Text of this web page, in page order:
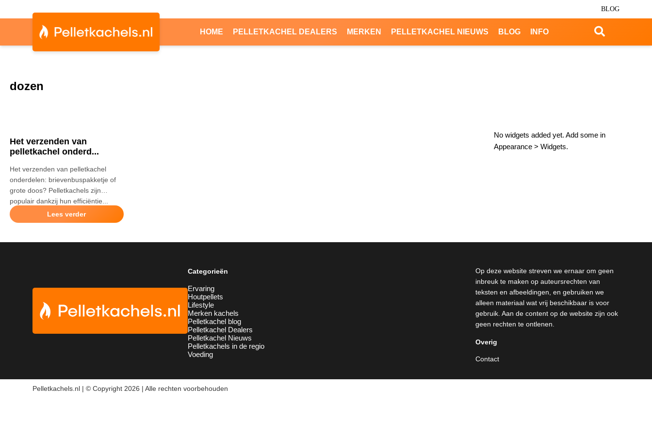
BLOG
HOME PELLETKACHEL DEALERS MERKEN PELLETKACHEL NIEUWS BLOG INFO
dozen
Het verzenden van
pelletkachel onderd...
Het verzenden van pelletkachel
onderdelen: brievenbuspakketje of
grote doos? Pelletkachels zijn
populair dankzij hun efficiëntie...
Lees verder
No widgets added yet. Add some in
Appearance > Widgets.
Categorieën
Ervaring
Houtpellets
Lifestyle
Merken kachels
Pelletkachel blog
Pelletkachel Dealers
Pelletkachel Nieuws
Pelletkachels in de regio
Voeding
Op deze website streven we ernaar om geen
inbreuk te maken op auteursrechten van
teksten en afbeeldingen, en gebruiken we
alleen materiaal wat vrij beschikbaar is voor
gebruik. Aan de content op de website zijn ook
geen rechten te ontlenen.
Overig
Contact
Pelletkachels.nl | © Copyright 2026 | Alle rechten voorbehouden